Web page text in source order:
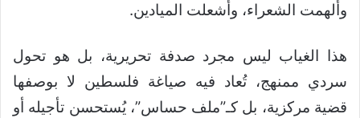
وألهمت الشعراء، وأشعلت الميادين.
هذا الغياب ليس مجرد صدفة تحريرية، بل هو تحول
سردي ممنهج، تُعاد فيه صياغة فلسطين لا بوصفها
قضية مركزية، بل كـ”ملف حساس”، يُستحسن تأجيله أو